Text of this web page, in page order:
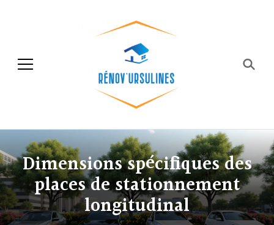
Rénov'ursulines
Dimensions spécifiques des
places de stationnement
longitudinal